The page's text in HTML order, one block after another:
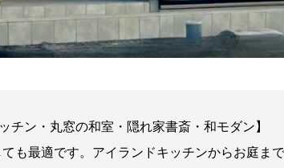
チン・丸窓の和室・隠れ家書斎・和モダン】
も最適です。アイランドキッチンからお庭ま